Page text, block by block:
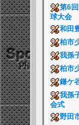
第6
球大会
和田
柏市
我孫
柏市
鎌ケ
我孫
会式
野田